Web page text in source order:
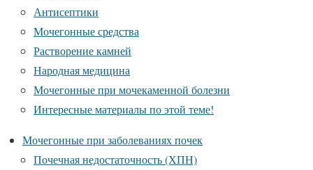
Антисептики
Мочегонные средства
Растворение камней
Народная медицина
Мочегонные при мочекаменной болезни
Интересные материалы по этой теме!
Мочегонные при заболеваниях почек
Почечная недостаточность (ХПН)